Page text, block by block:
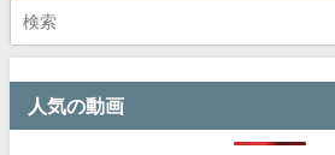
人気の動画